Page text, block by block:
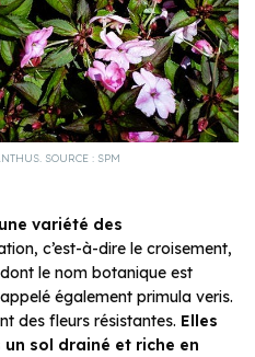
SOURCE : SPM
variété des
c’est-à-dire le croisement,
le nom botanique est
également primula veris.
des fleurs résistantes. Elles
un sol drainé et riche en